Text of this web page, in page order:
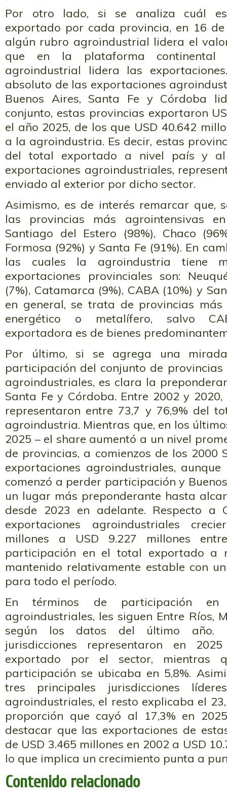
Por otro lado, si se analiza cuál
exportado por cada provincia, en 16
algún rubro agroindustrial lidera el
que en la plataforma continental
agroindustrial lidera las
absoluto de las exportaciones
Buenos Aires, Santa Fe y Córdoba
conjunto, estas provincias exportaron
el año 2025, de los que USD 40.642
a la agroindustria. Es decir, estas
del total exportado a nivel país y
exportaciones agroindustriales,
enviado al exterior por dicho sector.
Asimismo, es de interés remarcar que,
las provincias más agrointensivas
Santiago del Estero (98%), Chaco
Formosa (92%) y Santa Fe (91%). En
las cuales la agroindustria tiene
exportaciones provinciales son:
(7%), Catamarca (9%), CABA (10%) y
en general, se trata de provincias
energético o metalífero, salvo
exportadora es de bienes
Por último, si se agrega una
participación del conjunto de
agroindustriales, es clara la
Santa Fe y Córdoba. Entre 2002 y
representaron entre 73,7 y 76,9% del
agroindustria. Mientras que, en los
2025 – el share aumentó a un nivel
de provincias, a comienzos de los 2000
exportaciones agroindustriales,
comenzó a perder participación y
un lugar más preponderante hasta
desde 2023 en adelante. Respecto a
exportaciones agroindustriales
millones a USD 9.227 millones
participación en el total exportado a
mantenido relativamente estable con
para todo el período.
En términos de participación en
agroindustriales, les siguen Entre Ríos,
según los datos del último año.
jurisdicciones representaron en
exportado por el sector, mientras
participación se ubicaba en 5,8%.
tres principales jurisdicciones
agroindustriales, el resto explicaba el
proporción que cayó al 17,3% en
destacar que las exportaciones de
de USD 3.465 millones en 2002 a USD
lo que implica un crecimiento punta a
Contenido relacionado